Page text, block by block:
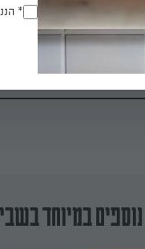
המסוננת למחבת
במיוחד
(חובה)
*